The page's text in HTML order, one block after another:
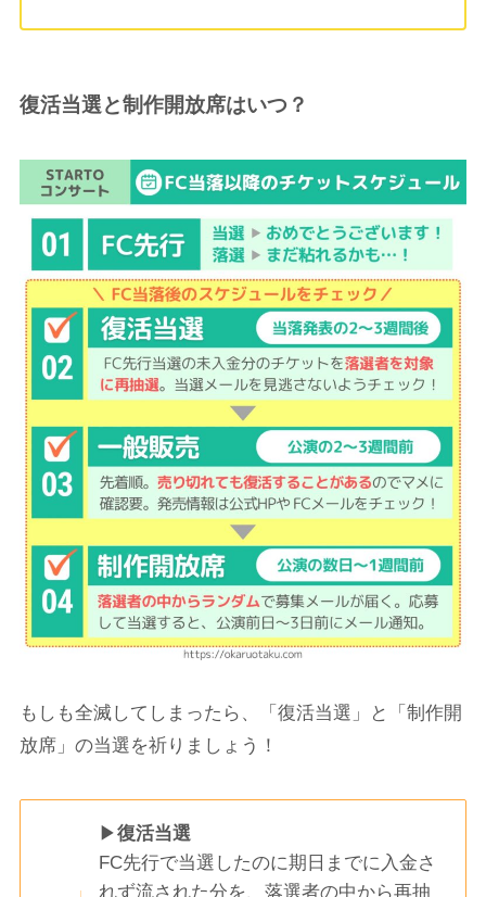
復活当選と制作開放席はいつ？
もしも全滅してしまったら、「復活当選」と「制作開
放席」の当選を祈りましょう！
▶復活当選
FC先行で当選したのに期日までに入金さ
れず流された分を、落選者の中から再抽